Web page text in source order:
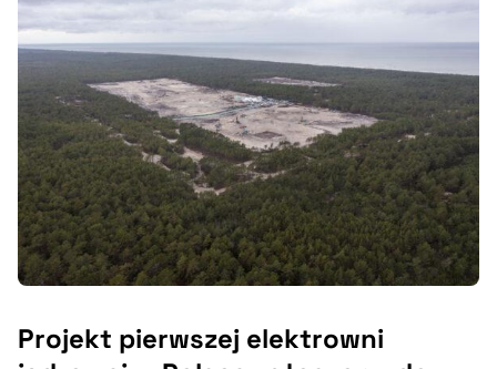
Projekt pierwszej elektrowni